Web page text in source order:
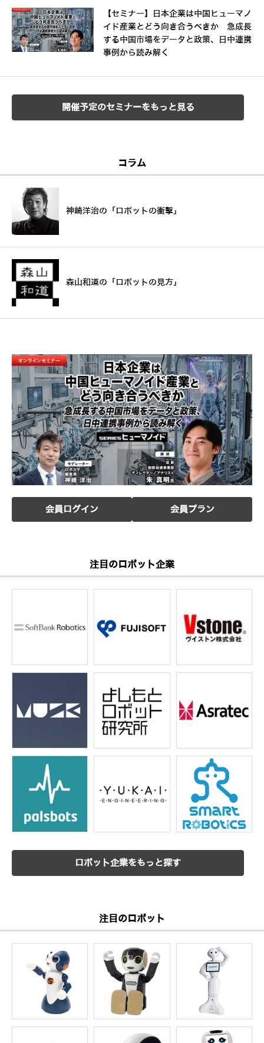
【セミナー】日本企業は中国ヒューマノ
イド産業とどう向き合うべきか 急成長
する中国市場をデータと政策、日中連携
事例から読み解く
開催予定のセミナーをもっと見る
コラム
神崎洋治の「ロボットの衝撃」
森山和道の「ロボットの見方」
会員ログイン 会員プラン
注目のロボット企業
ロボット企業をもっと探す
注目のロボット